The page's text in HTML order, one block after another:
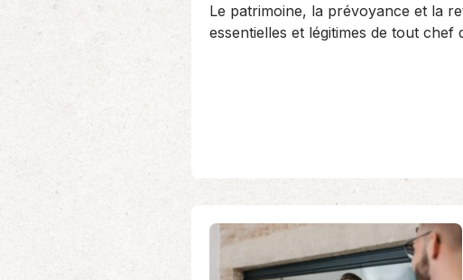
Le patrimoine, la prévoyance et la
essentielles et légitimes de tout